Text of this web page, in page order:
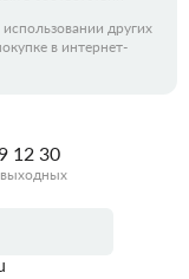
других
в интернет-
12 30
выходных